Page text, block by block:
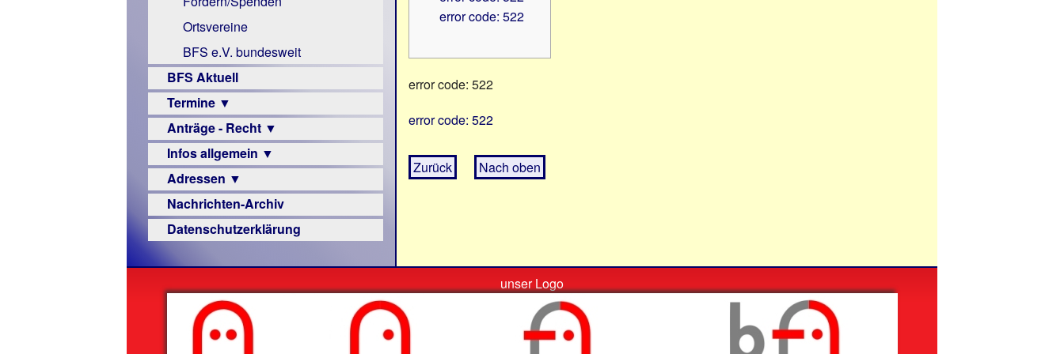
Links
Ortsvereine
BFS e.V. bundesweit
BFS Aktuell
Termine ▼
Veranstaltungsprogramme
Anträge - Recht ▼
Archiv
Urteile
Infos allgemein ▼
Sehbehinderung
Frühförderung
Schule
–
Beruf
Senioren
Hilfsmittel
Adressen ▼
Augenoptiker
Berufsbildungswerke
Hörbüchereien
Reha-
Nachrichten-Archiv
Datenschutzerklärung
error code: 522
error code: 522
error code: 522
Zurück Nach oben
unser Logo